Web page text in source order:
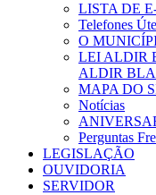
LISTA DE
Telefones
O
LEI ALDIR
ALDIR
MAPA DO
Notícias
Perguntas
LEGISLAÇÃO
OUVIDORIA
SERVIDOR